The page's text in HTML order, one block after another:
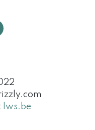
lws.be